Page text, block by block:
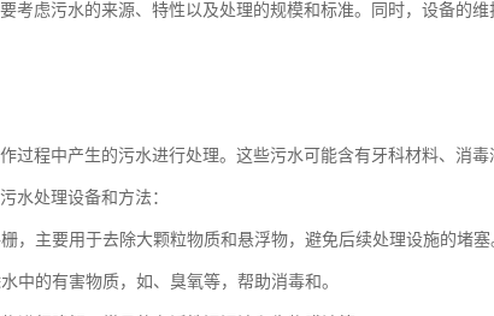
考虑污水的来源、特性以及处理的规模和标准。同时，设备的
过程中产生的污水进行处理。这些污水可能含有牙科材料、消
水处理设备和方法：
，主要用于去除大颗粒物质和悬浮物，避免后续处理设施的堵塞
的有害物质，如、臭氧等，帮助消毒和。